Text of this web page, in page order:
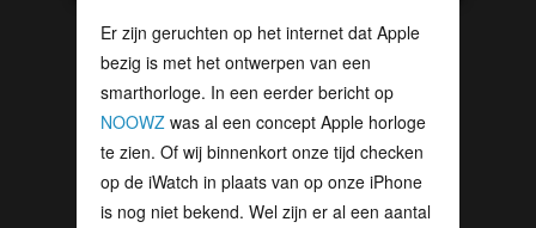
Er zijn geruchten op het internet dat Apple
bezig is met het ontwerpen van een
smarthorloge. In een eerder bericht op
NOOWZ was al een concept Apple horloge
te zien. Of wij binnenkort onze tijd checken
op de iWatch in plaats van op onze iPhone
is nog niet bekend. Wel zijn er al een aantal